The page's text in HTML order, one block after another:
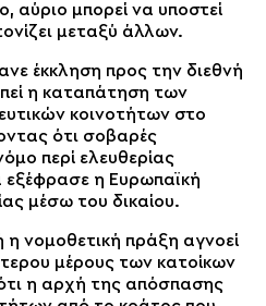
αύριο μπορεί να υποστεί
μεταξύ άλλων.
έκκληση προς την διεθνή
η καταπάτηση των
κοινοτήτων στο
ότι σοβαρές
περί ελευθερίας
η Ευρωπαϊκή
μέσω του δικαίου.
η νομοθετική πράξη αγνοεί
μέρους των κατοίκων
η αρχή της απόσπασης